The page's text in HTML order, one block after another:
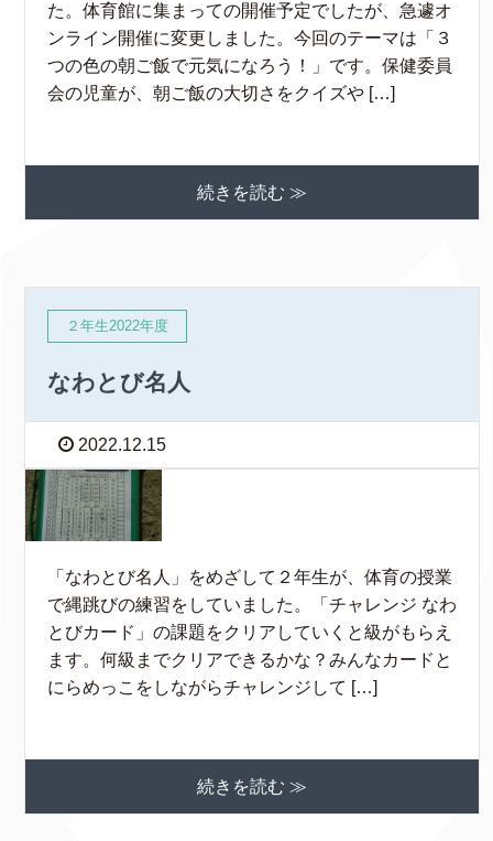
た。体育館に集まっての開催予定でしたが、急遽オ
ンライン開催に変更しました。今回のテーマは「３
つの色の朝ご飯で元気になろう！」です。保健委員
会の児童が、朝ご飯の大切さをクイズや […]
続きを読む ≫
２年生2022年度
なわとび名人
2022.12.15
「なわとび名人」をめざして２年生が、体育の授業
で縄跳びの練習をしていました。「チャレンジ なわ
とびカード」の課題をクリアしていくと級がもらえ
ます。何級までクリアできるかな？みんなカードと
にらめっこをしながらチャレンジして […]
続きを読む ≫